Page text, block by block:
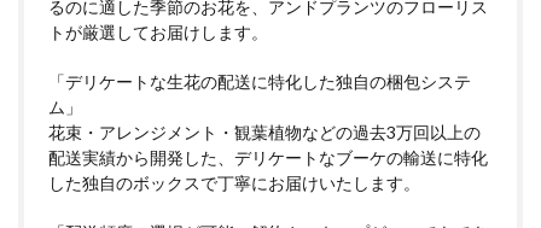
るのに適した季節のお花を、アンドプランツのフローリス
トが厳選してお届けします。
「デリケートな生花の配送に特化した独自の梱包システ
ム」
花束・アレンジメント・観葉植物などの過去3万回以上の
配送実績から開発した、デリケートなブーケの輸送に特化
した独自のボックスで丁寧にお届けいたします。